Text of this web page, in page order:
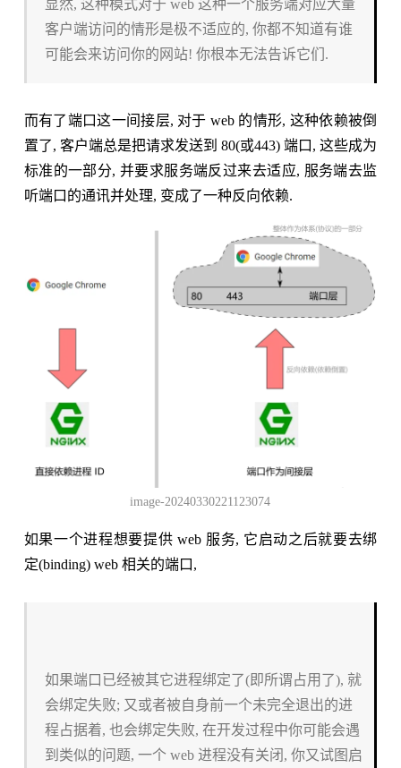
显然, 这种模式对于 web 这种一个服务端对应大量
客户端访问的情形是极不适应的, 你都不知道有谁
可能会来访问你的网站! 你根本无法告诉它们.
而有了端口这一间接层, 对于 web 的情形, 这种依赖被倒
置了, 客户端总是把请求发送到 80(或443) 端口, 这些成为
标准的一部分, 并要求服务端反过来去适应, 服务端去监
听端口的通讯并处理, 变成了一种反向依赖.
image-20240330221123074
如果一个进程想要提供 web 服务, 它启动之后就要去绑
定(binding) web 相关的端口,
如果端口已经被其它进程绑定了(即所谓占用了), 就
会绑定失败; 又或者被自身前一个未完全退出的进
程占据着, 也会绑定失败, 在开发过程中你可能会遇
到类似的问题, 一个 web 进程没有关闭, 你又试图启